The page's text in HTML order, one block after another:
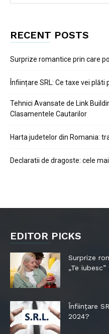
RECENT POSTS
Surprize romantice prin care
Înființare SRL: Ce taxe vei plăti
Tehnici Avansate de Link
Clasamentele Cautarilor
Harta judetelor din Romania:
Declaratii de dragoste: cele
EDITOR PICKS
Surprize
„Te
Înființare
2024?